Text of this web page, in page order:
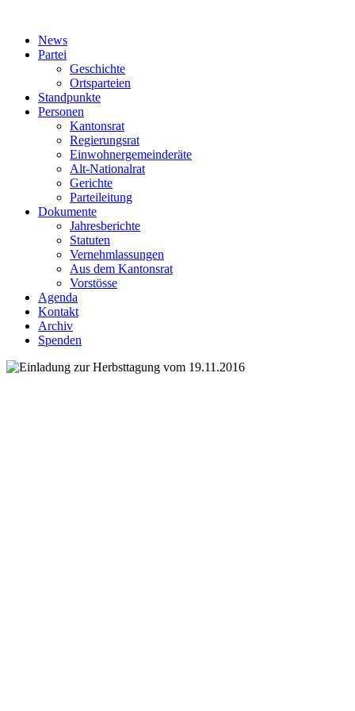
News
Partei
Geschichte
Ortsparteien
Standpunkte
Personen
Kantonsrat
Regierungsrat
Einwohnergemeinderäte
Alt-Nationalrat
Gerichte
Parteileitung
Dokumente
Jahresberichte
Statuten
Vernehmlassungen
Aus dem Kantonsrat
Vorstösse
Agenda
Kontakt
Archiv
Spenden